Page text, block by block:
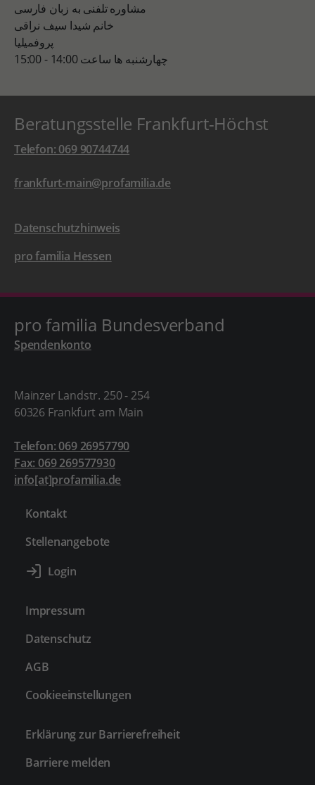
مشاوره تلفنی به زبان فارسی
خانم شیدا سیف نراقی
پروفمیلیا
چهارشنبه ها ساعت 14:00 - 15:00
Beratungsstelle Frankfurt-Höchst
Telefon: 069 90744744
frankfurt-main@profamilia.de
Datenschutzhinweis
pro familia Hessen
pro familia Bundesverband
Spendenkonto
Mainzer Landstr. 250 - 254
60326 Frankfurt am Main
Telefon: 069 26957790
Fax: 069 269577930
info[at]profamilia.de
Kontakt
Stellenangebote
Impressum
Datenschutz
AGB
Cookieeinstellungen
Erklärung zur Barrierefreiheit
Barriere melden